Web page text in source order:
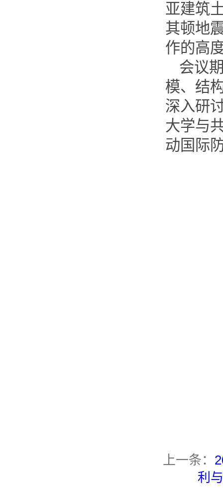
亚建筑
其顿地
作的高
会议
模、结
深入研
大学与
动国际
上一条：
利